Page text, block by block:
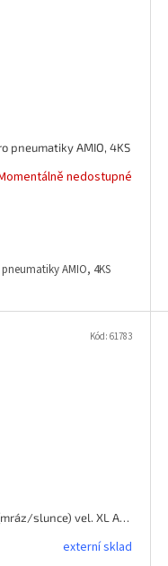
pneumatiky AMIO, 4KS
nedostupné
AMIO, 4KS
Plachta na auto (mráz/slunce) vel. XL AMIO
externí sklad
Kód:61783